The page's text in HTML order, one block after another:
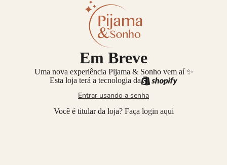
Em Breve
Uma nova experiência Pijama & Sonho vem aí ✨
Esta loja terá a tecnologia da
Entrar usando a senha
Você é titular da loja? Faça login aqui